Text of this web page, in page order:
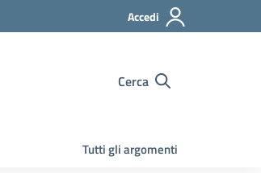
Accedi
Cerca
Tutti gli argomenti